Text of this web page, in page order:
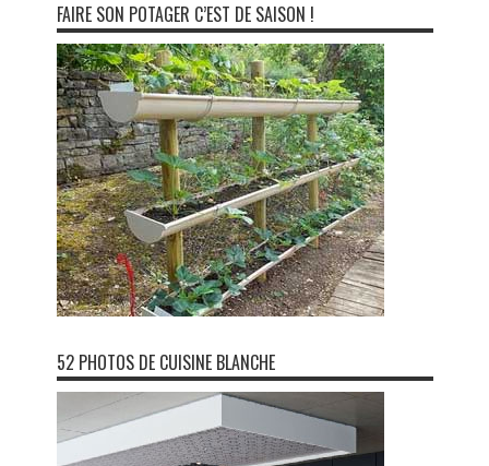
FAIRE SON POTAGER C’EST DE SAISON !
52 PHOTOS DE CUISINE BLANCHE